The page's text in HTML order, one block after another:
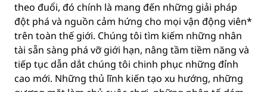
theo đuổi, đó chính là mang đến những giải pháp
đột phá và nguồn cảm hứng cho mọi vận động viên*
trên toàn thế giới. Chúng tôi tìm kiếm những nhân
tài sẵn sàng phá vỡ giới hạn, nâng tầm tiềm năng và
tiếp tục dẫn dắt chúng tôi chinh phục những đỉnh
cao mới. Những thủ lĩnh kiến tạo xu hướng, những